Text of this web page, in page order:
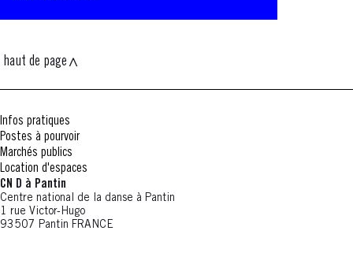
haut de page
Infos pratiques
Postes à pourvoir
Marchés publics
Location d'espaces
CN D à Pantin
Centre national de la danse à Pantin
1 rue Victor-Hugo
93507 Pantin FRANCE